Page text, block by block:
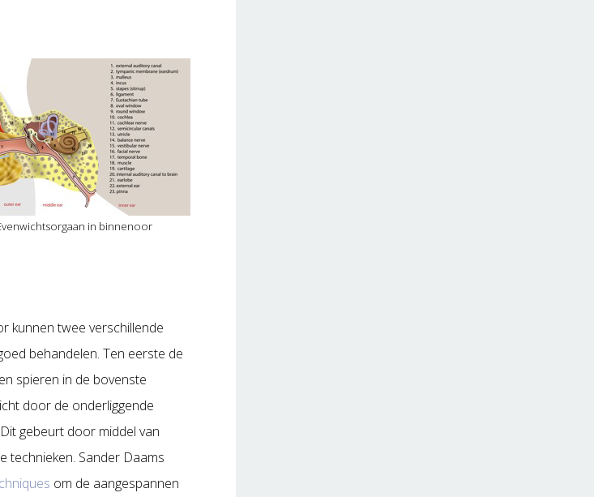
in binnenoor
kunnen twee verschillende
behandelen. Ten eerste de
spieren in de bovenste
door de onderliggende
gebeurt door middel van
technieken. Sander Daams
om de aangespannen